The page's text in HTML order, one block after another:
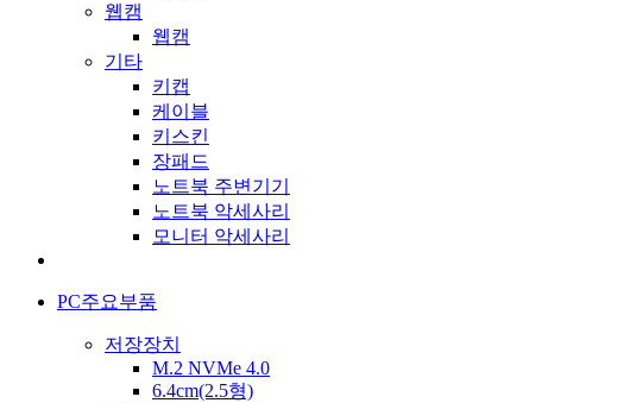
웹캠
웹캠
기타
키캡
케이블
키스킨
장패드
노트북 주변기기
노트북 악세사리
모니터 악세사리
PC주요부품
저장장치
M.2 NVMe 4.0
6.4cm(2.5형)